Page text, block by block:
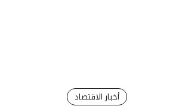
أخبار الاقتصاد